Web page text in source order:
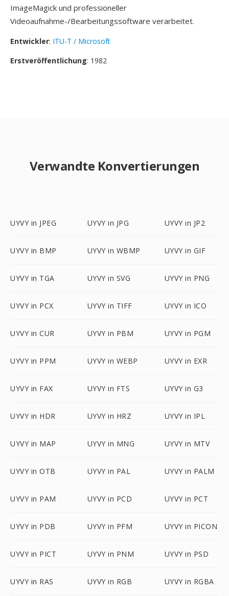
ImageMagick und professioneller
Videoaufnahme-/Bearbeitungssoftware verarbeitet.
Entwickler: ITU-T / Microsoft
Erstveröffentlichung: 1982
Verwandte Konvertierungen
UYVY in JPEG UYVY in JPG UYVY in JP2
UYVY in BMP UYVY in WBMP UYVY in GIF
UYVY in TGA UYVY in SVG UYVY in PNG
UYVY in PCX UYVY in TIFF UYVY in ICO
UYVY in CUR UYVY in PBM UYVY in PGM
UYVY in PPM UYVY in WEBP UYVY in EXR
UYVY in FAX UYVY in FTS UYVY in G3
UYVY in HDR UYVY in HRZ UYVY in IPL
UYVY in MAP UYVY in MNG UYVY in MTV
UYVY in OTB UYVY in PAL UYVY in PALM
UYVY in PAM UYVY in PCD UYVY in PCT
UYVY in PDB UYVY in PFM UYVY in PICON
UYVY in PICT UYVY in PNM UYVY in PSD
UYVY in RAS UYVY in RGB UYVY in RGBA